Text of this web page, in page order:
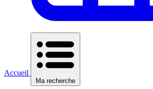
Accueil
Ma recherche